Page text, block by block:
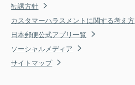
勧誘方針
カスタマーハラスメントに関する考え方
日本郵便公式アプリ一覧
ソーシャルメディア
サイトマップ